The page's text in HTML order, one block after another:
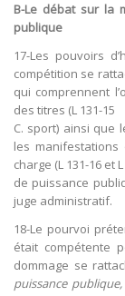
B-Le débat sur la
publique
17-Les pouvoirs
compétition se
qui comprennent
des titres (L 131-15
C. sport) ainsi que
les
charge (L 131-16 et
de puissance
juge administratif.
18-Le pourvoi
était compétente
dommage se
puissance